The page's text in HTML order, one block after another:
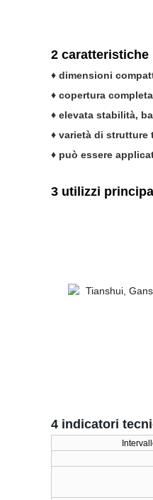
2 caratteristiche
♦ dimensioni
♦ copertura completa
♦ elevata stabilità,
♦ varietà di strutture
♦ può essere
3 utilizzi
4 indicatori